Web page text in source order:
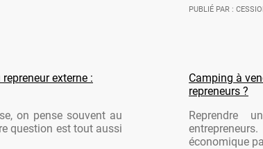
PUBLIÉ PAR :
externe :
on pense souvent au
question est tout aussi
Camping à
repreneurs ?
Reprendre
économique